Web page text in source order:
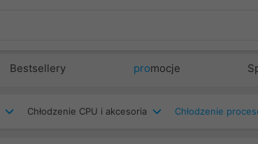
Bestsellery promocje
Chłodzenie CPU i akcesoria Chłodzenie